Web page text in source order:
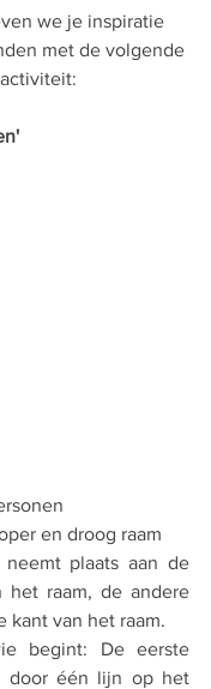
we je inspiratie
met de volgende
en droog raam
neemt plaats aan de
het raam, de andere
kant van het raam.
begint: De eerste
door één lijn op het